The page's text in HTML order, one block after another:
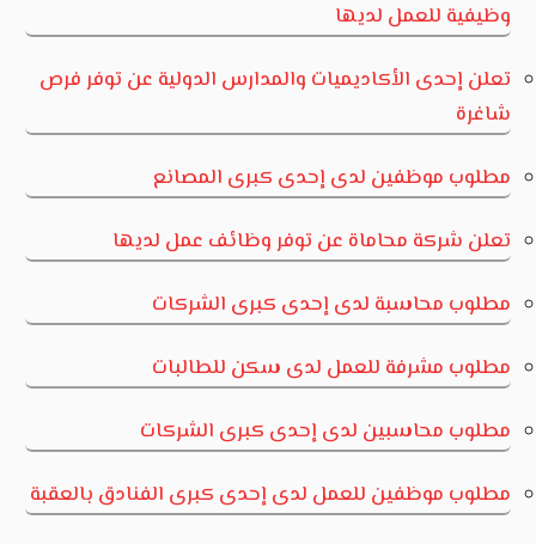
وظيفية للعمل لديها
تعلن إحدى الأكاديميات والمدارس الدولية عن توفر فرص
شاغرة
مطلوب موظفين لدى إحدى كبرى المصانع
تعلن شركة محاماة عن توفر وظائف عمل لديها
مطلوب محاسبة لدى إحدى كبرى الشركات
مطلوب مشرفة للعمل لدى سكن للطالبات
مطلوب محاسبين لدى إحدى كبرى الشركات
مطلوب موظفين للعمل لدى إحدى كبرى الفنادق بالعقبة